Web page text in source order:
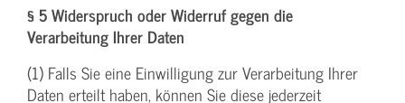
§ 5 Widerspruch oder Widerruf gegen die
Verarbeitung Ihrer Daten
(1) Falls Sie eine Einwilligung zur Verarbeitung Ihrer
Daten erteilt haben, können Sie diese jederzeit